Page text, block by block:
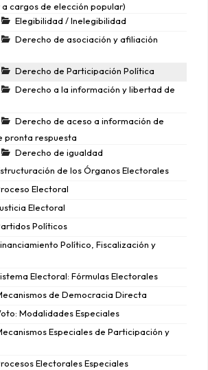
cargos de elección popular)
Elegibilidad / Inelegibilidad
Derecho de asociación y afiliación
Derecho de Participación Política
Derecho a la información y libertad de
Derecho de aceso a información de
pronta respuesta
Derecho de igualdad
de los Órganos Electorales
Electoral
Electoral
Políticos
Político, Fiscalización y
Electoral: Fórmulas Electorales
de Democracia Directa
Modalidades Especiales
Especiales de Participación y
Electorales Especiales